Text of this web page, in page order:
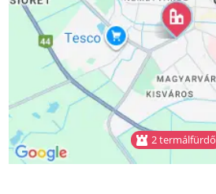
2 termálfürdő